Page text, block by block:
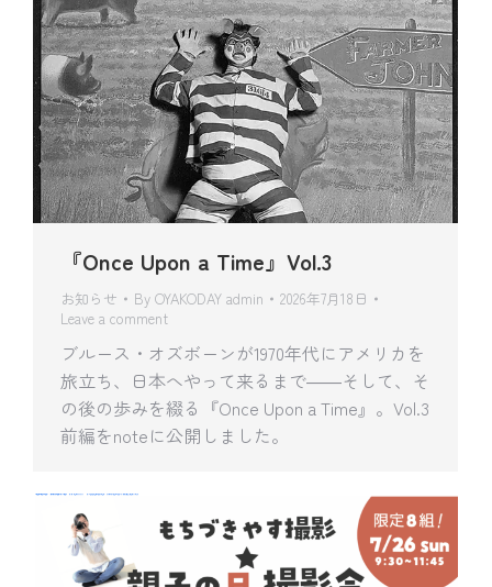
『Once Upon a Time』Vol.3
お知らせ By OYAKODAY admin
2026年7月18日
Leave a comment
ブルース・オズボーンが1970年代にアメリカを
旅立ち、日本へやって来るまで――そして、そ
の後の歩みを綴る『Once Upon a Time』。Vol.3
前編をnoteに公開しました。